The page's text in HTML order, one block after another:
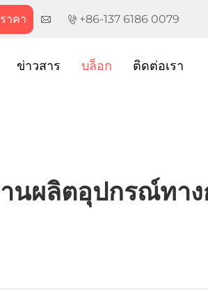
าคา +86-137 6186 0079
ข่าวสาร บล็อก ติดต่อเรา
นผลิตอุปกรณ์ทาง